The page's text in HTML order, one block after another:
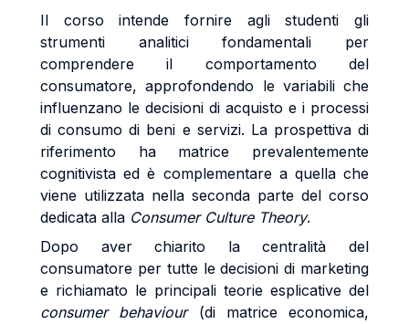
Il corso intende fornire agli studenti gli
strumenti analitici fondamentali per
comprendere il comportamento del
consumatore, approfondendo le variabili che
influenzano le decisioni di acquisto e i processi
di consumo di beni e servizi. La prospettiva di
riferimento ha matrice prevalentemente
cognitivista ed è complementare a quella che
viene utilizzata nella seconda parte del corso
dedicata alla Consumer Culture Theory.
Dopo aver chiarito la centralità del
consumatore per tutte le decisioni di marketing
e richiamato le principali teorie esplicative del
consumer behaviour(di matrice economica,